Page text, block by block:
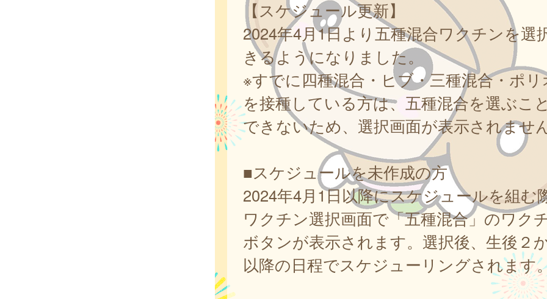
【スケジュール更新】
2024年4月1日より五種混合ワクチンを選
きるようになりました。
※すでに四種混合・ヒブ・三種混合・ポリ
を接種している方は、五種混合を選ぶこ
できないため、選択画面が表示されませ
■スケジュールを未作成の方
2024年4月1日以降にスケジュールを組む
ワクチン選択画面で「五種混合」のワク
ボタンが表示されます。選択後、生後２
以降の日程でスケジューリングされます